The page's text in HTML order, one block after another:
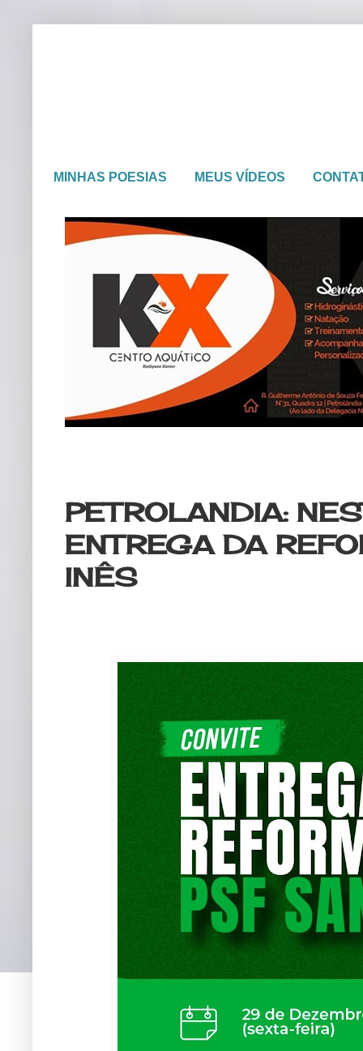
MINHAS POESIAS MEUS VÍDEOS
PETROLANDIA:
ENTREGA DA
INÊS